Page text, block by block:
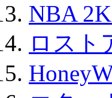
NBA
ロスト